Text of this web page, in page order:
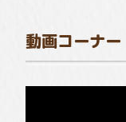
動画コーナー